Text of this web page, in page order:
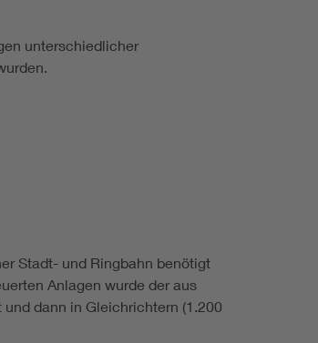
unterschiedlicher
Stadt- und Ringbahn benötigt
Anlagen wurde der aus
dann in Gleichrichtern (1.200